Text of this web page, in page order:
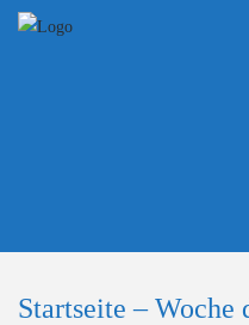
Skip
Startseite – Woche